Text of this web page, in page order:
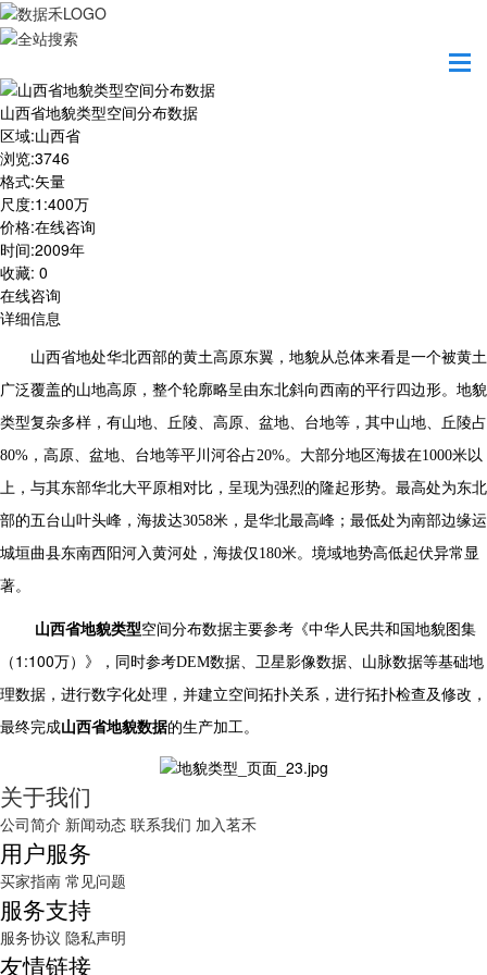
山西省地貌类型空间分布数据
区域:山西省
浏览:3746
格式:矢量
尺度:1:400万
价格:在线咨询
时间:2009年
收藏: 0
在线咨询
详细信息
山西省地处华北西部的黄土高原东翼，地貌从总体来看是一个被黄土
广泛覆盖的山地高原，整个轮廓略呈由东北斜向西南的平行四边形。地貌
类型复杂多样，有山地、丘陵、高原、盆地、台地等，其中山地、丘陵占
80% ，高原、盆地、台地等平川河谷占20%。大部分地区海拔在1000米以
上，与其东部华北大平原相对比，呈现为强烈的隆起形势。最高处为东北
部的五台山叶头峰，海拔达3058米，是华北最高峰；最低处为南部边缘运
城垣曲县东南西阳河入黄河处，海拔仅 180米。境域地势高低起伏异常显
著。
山西省地貌类型空间分布数据主要参考 《中华人民共和国地貌图集
（ 1:100万）》， 同时参考DEM数据、卫星影像数据、山脉数据等基础地
理数据，进行数字化处理，并建立空间拓扑关系，进行拓扑检查及修改，
最终完成山西省地貌数据的生产加工。
关于我们
公司简介 新闻动态 联系我们 加入茗禾
用户服务
买家指南 常见问题
服务支持
服务协议 隐私声明
友情链接